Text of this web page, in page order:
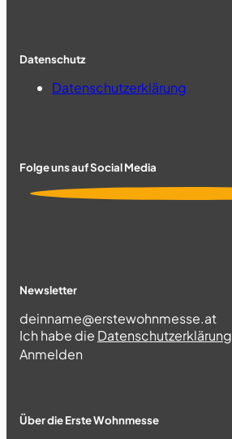
Datenschutz
Datenschutzerklärung
Folge uns auf Social Media
Newsletter
Section
Ich habe die Datenschutzerklärung
Abschnitt
Anmelden
Über die Erste Wohnmesse